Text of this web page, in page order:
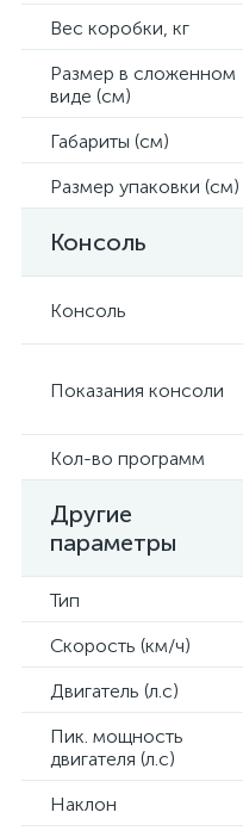
Вес коробки, кг
Размер в сложенном
виде (см)
Габариты (см)
Размер упаковки (см)
Консоль
Консоль
Показания консоли
Кол-во программ
Другие
параметры
Тип
Скорость (км/ч)
Двигатель (л.с)
Пик. мощность
двигателя (л.с)
Наклон